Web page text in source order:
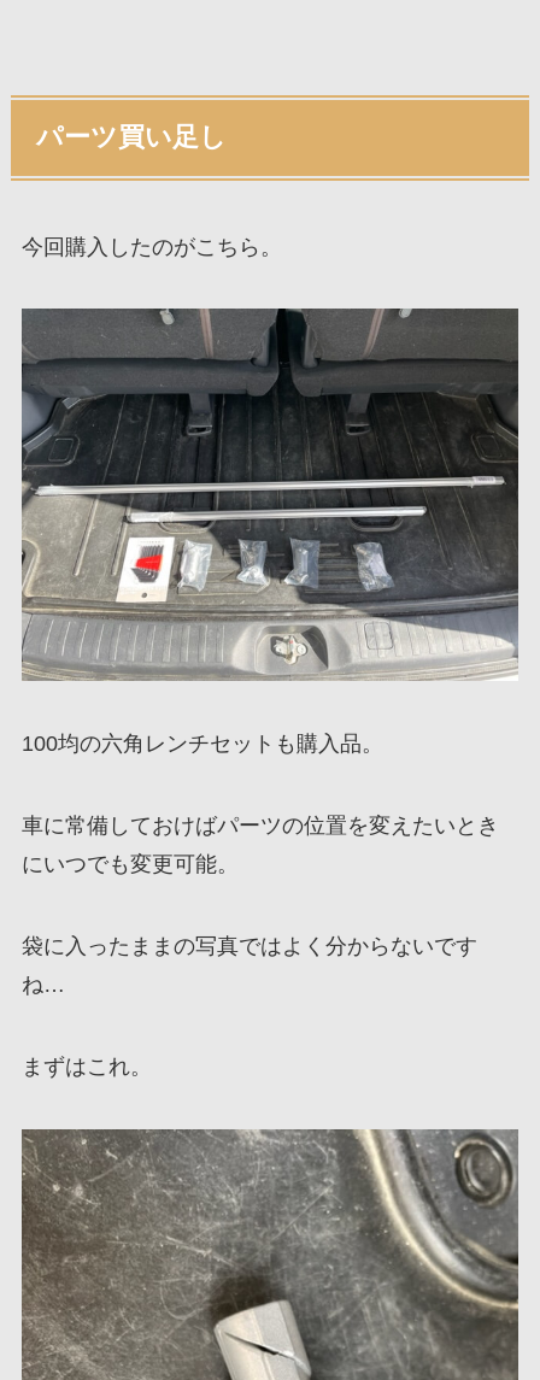
パーツ買い足し
今回購入したのがこちら。
100均の六角レンチセットも購入品。
車に常備しておけばパーツの位置を変えたいとき
にいつでも変更可能。
袋に入ったままの写真ではよく分からないです
ね…
まずはこれ。